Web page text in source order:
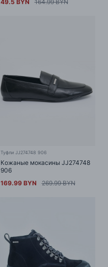
49.5 BYN
164.99 BYN
Туфли JJ274748 906
Кожаные мокасины JJ274748
906
169.99 BYN
269.99 BYN